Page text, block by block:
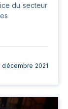
du secteur
décembre 2021